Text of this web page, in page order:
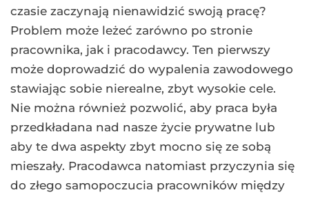
czasie zaczynają nienawidzić swoją pracę?
Problem może leżeć zarówno po stronie
pracownika, jak i pracodawcy. Ten pierwszy
może doprowadzić do wypalenia zawodowego
stawiając sobie nierealne, zbyt wysokie cele.
Nie można również pozwolić, aby praca była
przedkładana nad nasze życie prywatne lub
aby te dwa aspekty zbyt mocno się ze sobą
mieszały. Pracodawca natomiast przyczynia się
do złego samopoczucia pracowników między